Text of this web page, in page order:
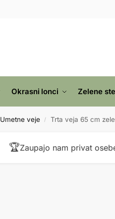
Okrasni lonci Zelene
Umetne veje / Trta veja 65 cm
🏆Zaupajo nam privat